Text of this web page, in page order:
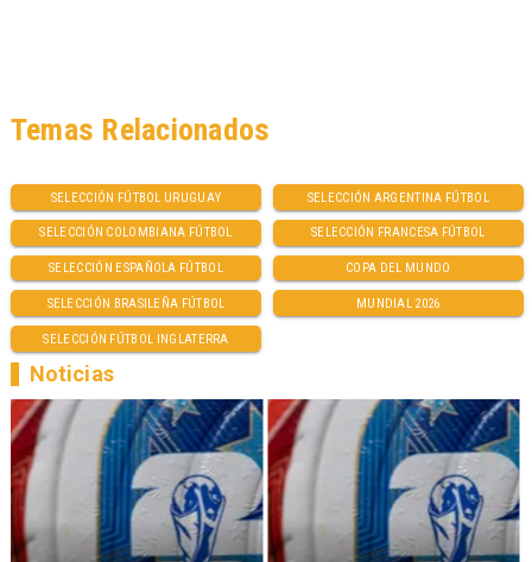
SELECCIÓN FÚTBOL URUGUAY SELECCIÓN ARGENTINA FÚTBOL
SELECCIÓN COLOMBIANA FÚTBOL SELECCIÓN FRANCESA FÚTBOL
SELECCIÓN ESPAÑOLA FÚTBOL COPA DEL MUNDO
SELECCIÓN BRASILEÑA FÚTBOL MUNDIAL 2026
SELECCIÓN FÚTBOL INGLATERRA
Temas Relacionados
Noticias